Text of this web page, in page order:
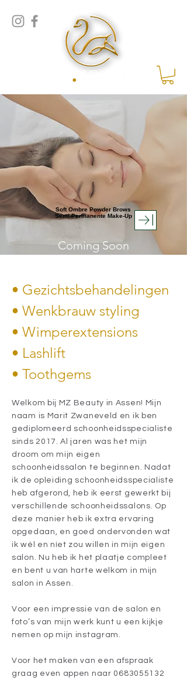
Soft Ombre Powder Brows
Semi-Permanente Make-Up
Coming Soon
• Gezichtsbehandelingen
• Wenkbrauw styling
• Wimperextensions
• Lashlift
• Toothgems
Welkom bij MZ Beauty in Assen! Mijn
naam is Marit Zwaneveld en ik ben
gediplomeerd schoonheidsspecialiste
sinds 2017. Al jaren was het mijn
droom om mijn eigen
schoonheidssalon te beginnen. Nadat
ik de opleiding schoonheidsspecialiste
heb afgerond, heb ik eerst gewerkt bij
verschillende schoonheidssalons. Op
deze manier heb ik extra ervaring
opgedaan, en goed ondervonden wat
ik wél en níet zou willen in mijn eigen
salon. Nu heb ik het plaatje compleet
en bent u van harte welkom in mijn
salon in Assen.
Voor een impressie van de salon en
foto’s van mijn werk kunt u een kijkje
nemen op mijn instagram.
Voor het maken van een afspraak
graag even appen naar 0683055132